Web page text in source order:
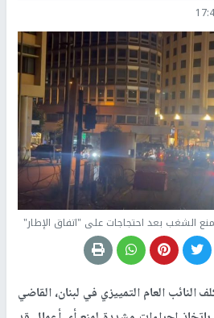
الشغب بعد احتجاجات على "اتفاق الإطار"
النائب العام التمييزي في لبنان، القاضي